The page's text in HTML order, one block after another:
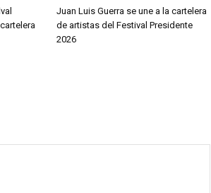
Juan Luis Guerra se une a la cartelera
de artistas del Festival Presidente
2026